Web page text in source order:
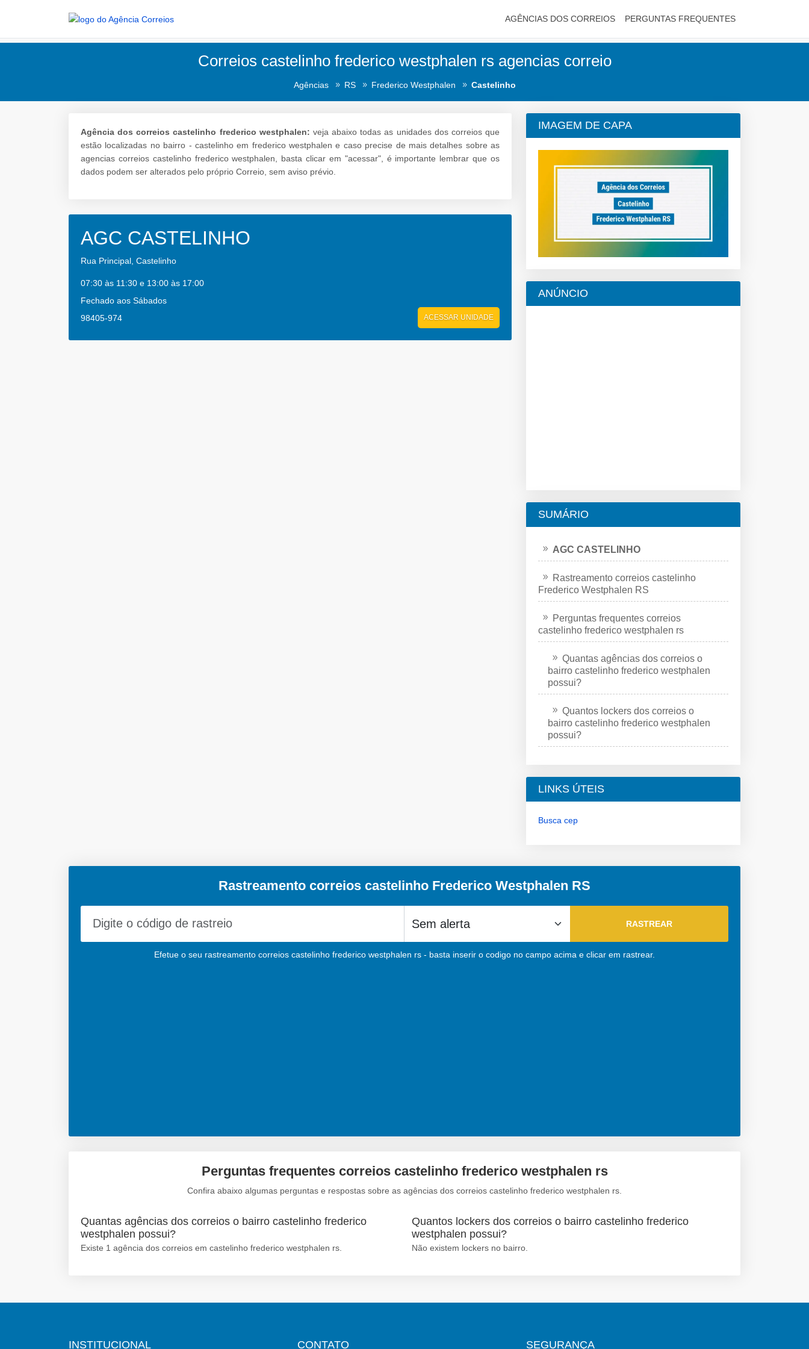
AGÊNCIAS DOS CORREIOS PERGUNTAS FREQUENTES
Correios castelinho frederico westphalen rs agencias correio
Agências RS Frederico Westphalen Castelinho
Agência dos correios castelinho frederico westphalen: veja abaixo todas as unidades dos correios que
estão localizadas no bairro - castelinho em frederico westphalen e caso precise de mais detalhes sobre as
agencias correios castelinho frederico westphalen, basta clicar em "acessar", é importante lembrar que os
dados podem ser alterados pelo próprio Correio, sem aviso prévio.
AGC CASTELINHO
Rua Principal, Castelinho
07:30 às 11:30 e 13:00 às 17:00
Fechado aos Sábados
98405-974
ACESSAR UNIDADE
IMAGEM DE CAPA
ANÚNCIO
SUMÁRIO
AGC CASTELINHO
Rastreamento correios castelinho
Frederico Westphalen RS
Perguntas frequentes correios
castelinho frederico westphalen rs
Quantas agências dos correios o
bairro castelinho frederico westphalen
possui?
Quantos lockers dos correios o
bairro castelinho frederico westphalen
possui?
LINKS ÚTEIS
Busca cep
Rastreamento correios castelinho Frederico Westphalen RS
Efetue o seu rastreamento correios castelinho frederico westphalen rs - basta inserir o codigo no campo acima e clicar em rastrear.
Perguntas frequentes correios castelinho frederico westphalen rs
Confira abaixo algumas perguntas e respostas sobre as agências dos correios castelinho frederico westphalen rs.
Quantas agências dos correios o bairro castelinho frederico
westphalen possui?
Existe 1 agência dos correios em castelinho frederico westphalen rs.
Quantos lockers dos correios o bairro castelinho frederico
westphalen possui?
Não existem lockers no bairro.
INSTITUCIONAL CONTATO SEGURANÇA